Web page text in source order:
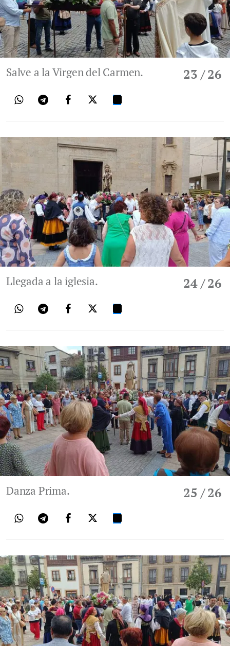
23 / 26
Salve a la Virgen del Carmen.
24/ 26
Llegada a la iglesia.
25 / 26
Danza Prima.